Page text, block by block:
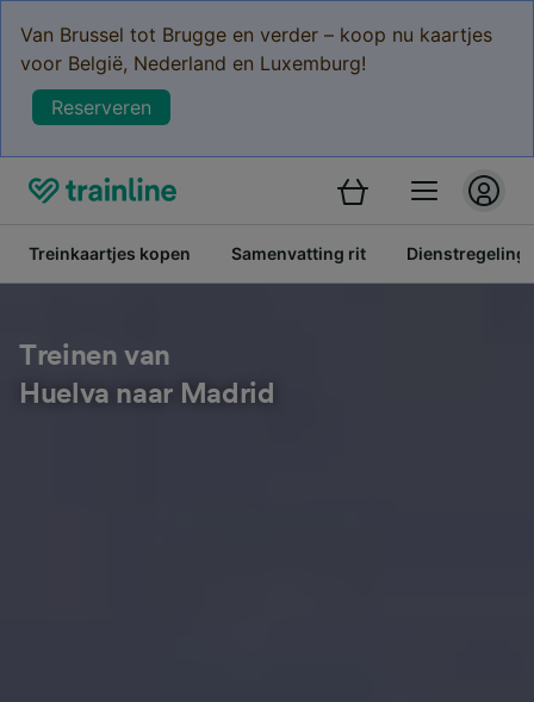
Van Brussel tot Brugge en verder – koop nu kaartjes
voor België, Nederland en Luxemburg!
Reserveren
Treinkaartjes kopen Samenvatting rit Dienstregeling
Treinen van
Huelva naar Madrid